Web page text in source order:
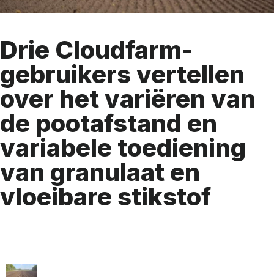
Drie Cloudfarm-
gebruikers vertellen
over het variëren van
de pootafstand en
variabele toediening
van granulaat en
vloeibare stikstof